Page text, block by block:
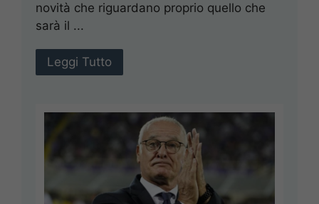
novità che riguardano proprio quello che
sarà il ...
Leggi Tutto